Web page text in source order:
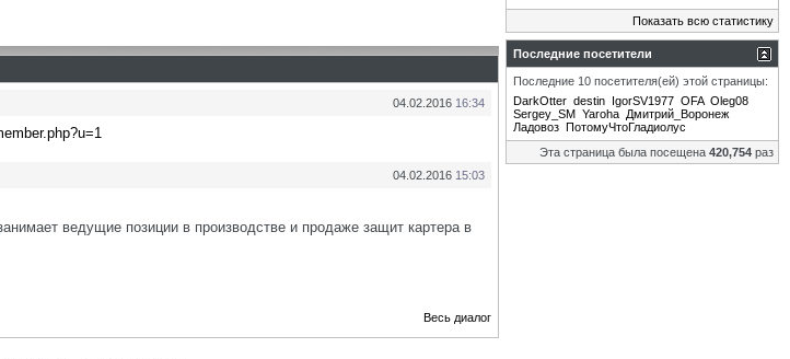
04.02.2016 16:34
04.02.2016 15:03
ведущие позиции в производстве и продаже защит картера в
Весь диалог
Показать всю статистику
Последние посетители
Последние 10 посетителя(ей) этой страницы:
DarkOtter destin IgorSV1977 OFA Oleg08
Sergey_SM Yaroha Дмитрий_Воронеж
Ладовоз ПотомуЧтоГладиолус
Эта страница была посещена 420,754 раз